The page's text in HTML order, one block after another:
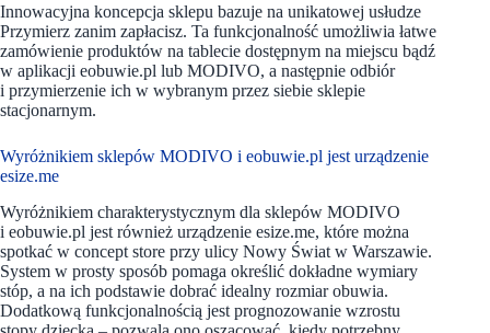
Innowacyjna koncepcja sklepu bazuje na unikatowej usłudze
Przymierz zanim zapłacisz. Ta funkcjonalność umożliwia łatwe
zamówienie produktów na tablecie dostępnym na miejscu bądź
w aplikacji eobuwie.pl lub MODIVO, a następnie odbiór
i przymierzenie ich w wybranym przez siebie sklepie
stacjonarnym.
Wyróżnikiem sklepów MODIVO i eobuwie.pl jest urządzenie
esize.me
Wyróżnikiem charakterystycznym dla sklepów MODIVO
i eobuwie.pl jest również urządzenie esize.me, które można
spotkać w concept store przy ulicy Nowy Świat w Warszawie.
System w prosty sposób pomaga określić dokładne wymiary
stóp, a na ich podstawie dobrać idealny rozmiar obuwia.
Dodatkową funkcjonalnością jest prognozowanie wzrostu